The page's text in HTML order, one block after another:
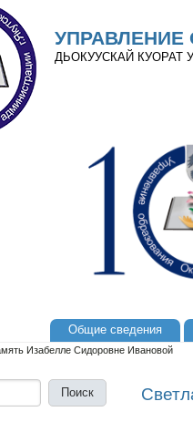
ДЬОКУУСКАЙ КУОРАТ
Общие сведения
Изабелле Сидоровне Ивановой